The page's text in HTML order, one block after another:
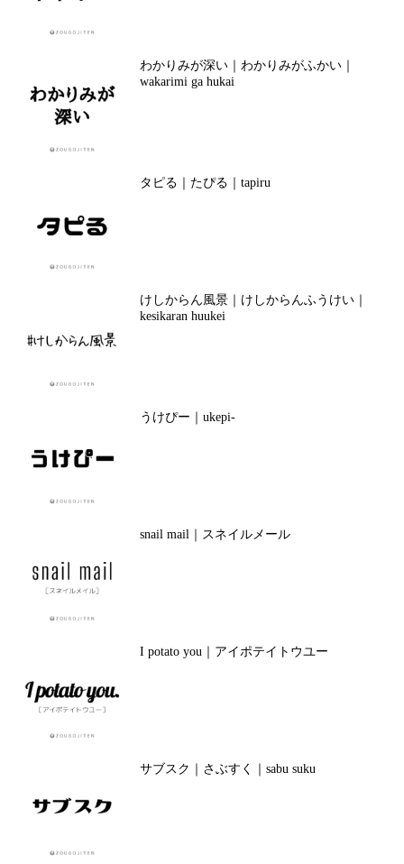
わかりみが深い｜わかりみがふかい｜
wakarimi ga hukai
タピる｜たぴる｜tapiru
けしからん風景｜けしからんふうけい｜
kesikaran huukei
うけぴー｜ukepi-
snail mail｜スネイルメール
I potato you｜アイポテイトウユー
サブスク｜さぶすく｜sabu suku